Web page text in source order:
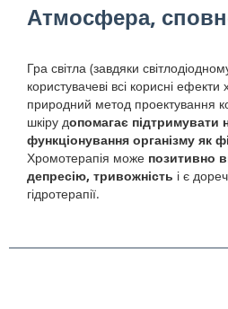
Атмосфера,
Гра світла (завдяки
користувачеві всі корисні
природний метод проектування
шкіру допомагає підтримувати
функціонування організму як
Хромотерапія може позитивно
депресію, тривожність і є
гідротерапії.